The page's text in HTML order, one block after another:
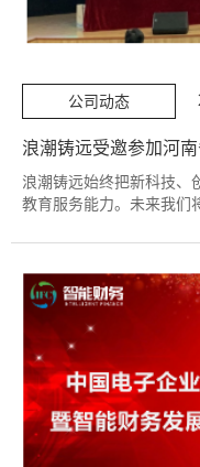
公司动态
浪潮铸远始终把新科技、
教育服务能力。未来我们